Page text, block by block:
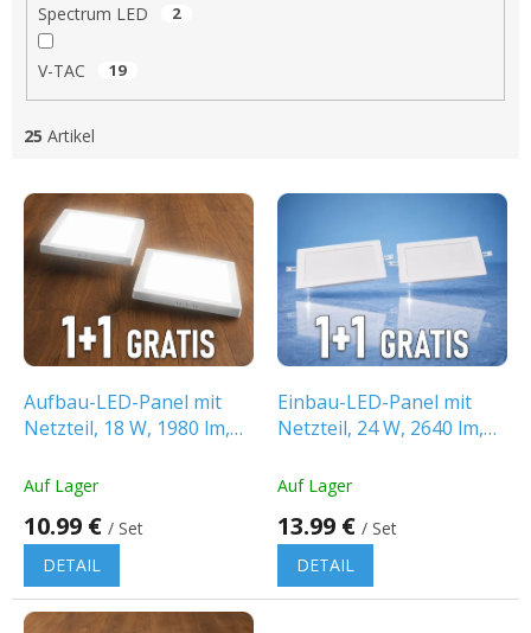
Spectrum LED 2
V-TAC 19
25 Artikel
PAufbau-LED-Panel mit
Netzteil, 18 W, 1980 lm,
1+1 gratis!
Auf Lager
10.99 € / Set
DETAIL
Einbau-LED-Panel mit
Netzteil, 24 W, 2640 lm,
1+1 gratis!
Auf Lager
13.99 € / Set
DETAIL